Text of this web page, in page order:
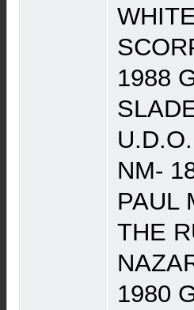
1988
NM-
PAUL
THE
1980